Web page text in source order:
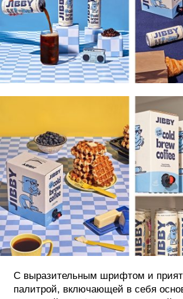
С выразительным шрифтом и
палитрой, включающей в себя